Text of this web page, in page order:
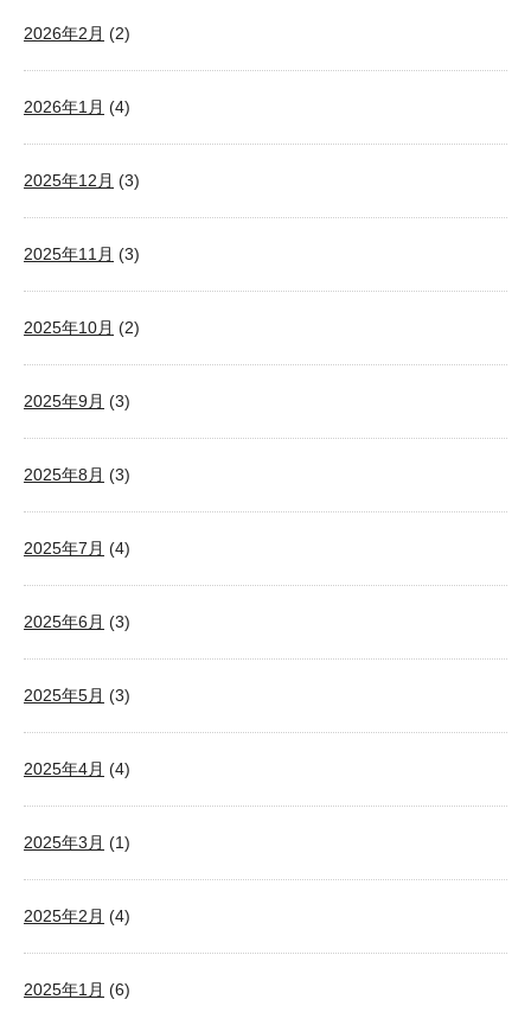
2026年2月 (2)
2026年1月 (4)
2025年12月 (3)
2025年11月 (3)
2025年10月 (2)
2025年9月 (3)
2025年8月 (3)
2025年7月 (4)
2025年6月 (3)
2025年5月 (3)
2025年4月 (4)
2025年3月 (1)
2025年2月 (4)
2025年1月 (6)